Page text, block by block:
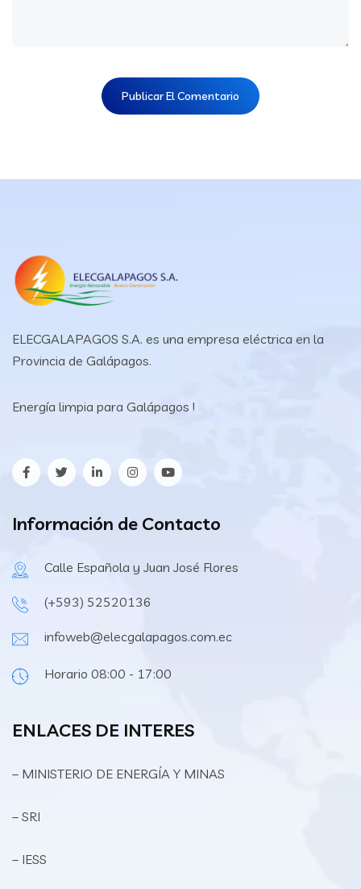
ELECGALAPAGOS S.A. es una empresa eléctrica en la
Provincia de Galápagos.
Energía limpia para Galápagos !
Información de Contacto
Calle Española y Juan José Flores
(+593) 52520136
infoweb@elecgalapagos.com.ec
Horario 08:00 - 17:00
ENLACES DE INTERES
– MINISTERIO DE ENERGÍA Y MINAS
– SRI
– IESS